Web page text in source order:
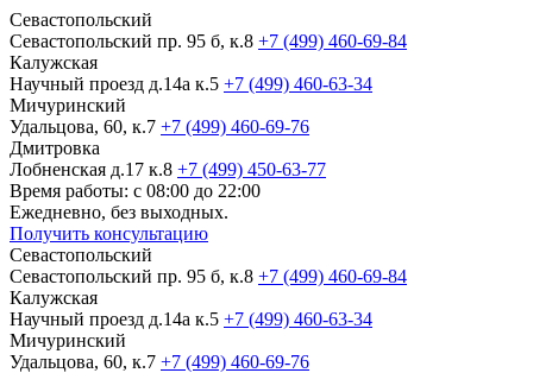
Севастопольский
Севастопольский пр. 95 б, к.8 +7 (499) 460-69-84
Калужская
Научный проезд д.14а к.5 +7 (499) 460-63-34
Мичуринский
Удальцова, 60, к.7 +7 (499) 460-69-76
Дмитровка
Лобненская д.17 к.8 +7 (499) 450-63-77
Время работы: с 08:00 до 22:00
Ежедневно, без выходных.
Получить консультацию
Севастопольский
Севастопольский пр. 95 б, к.8 +7 (499) 460-69-84
Калужская
Научный проезд д.14а к.5 +7 (499) 460-63-34
Мичуринский
Удальцова, 60, к.7 +7 (499) 460-69-76